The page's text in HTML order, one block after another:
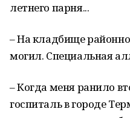
летнего парня...
– На кладбище
могил. Специальная
– Когда меня ранило
госпиталь в городе